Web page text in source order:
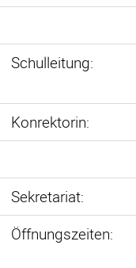
Schulleitung:
Konrektorin:
Sekretariat:
Öffnungszeiten: